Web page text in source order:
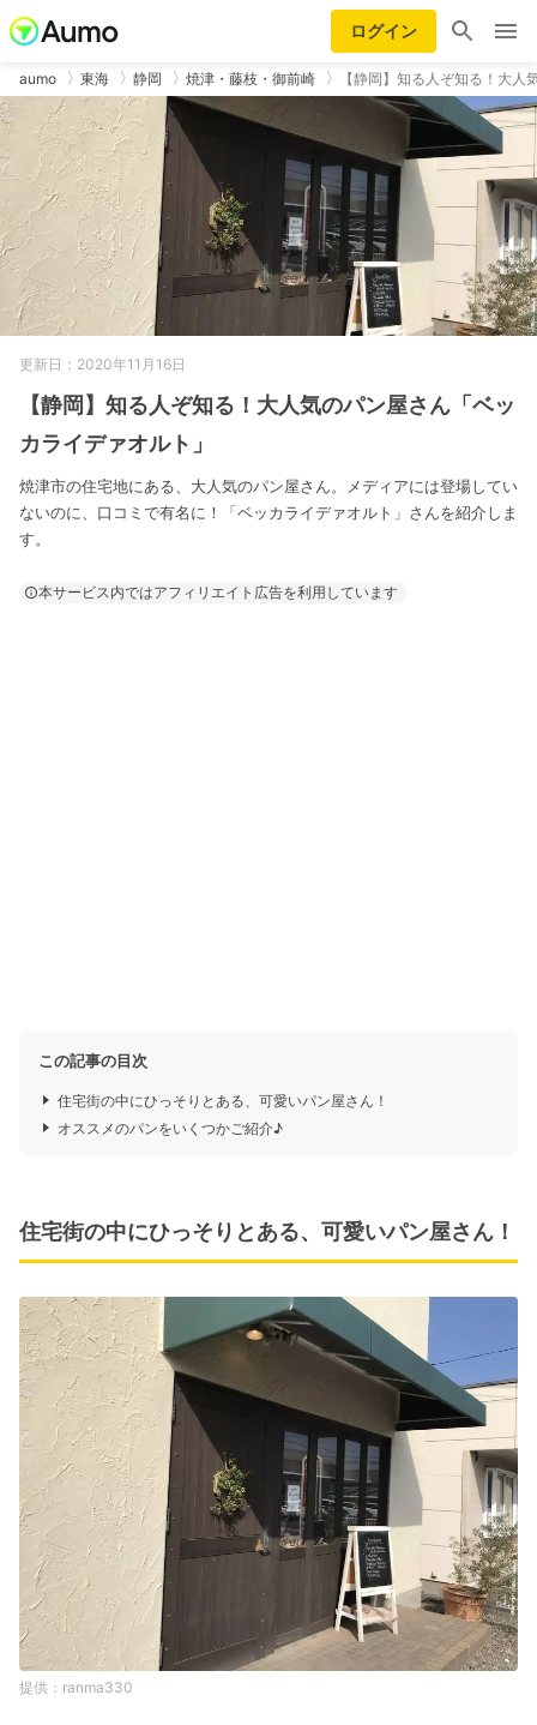
ログイン
aumo 東海 静岡 焼津・藤枝・御前崎 【静岡】知る人ぞ知る！大
更新日：2020年11月16日
【静岡】知る人ぞ知る！大人気のパン屋さん「ベッ
カライデァオルト」
焼津市の住宅地にある、大人気のパン屋さん。メディアには登場してい
ないのに、口コミで有名に！「ベッカライデァオルト」さんを紹介しま
す。
本サービス内ではアフィリエイト広告を利用しています
この記事の目次
住宅街の中にひっそりとある、可愛いパン屋さん！
オススメのパンをいくつかご紹介♪
住宅街の中にひっそりとある、可愛いパン屋さん！
ranma330